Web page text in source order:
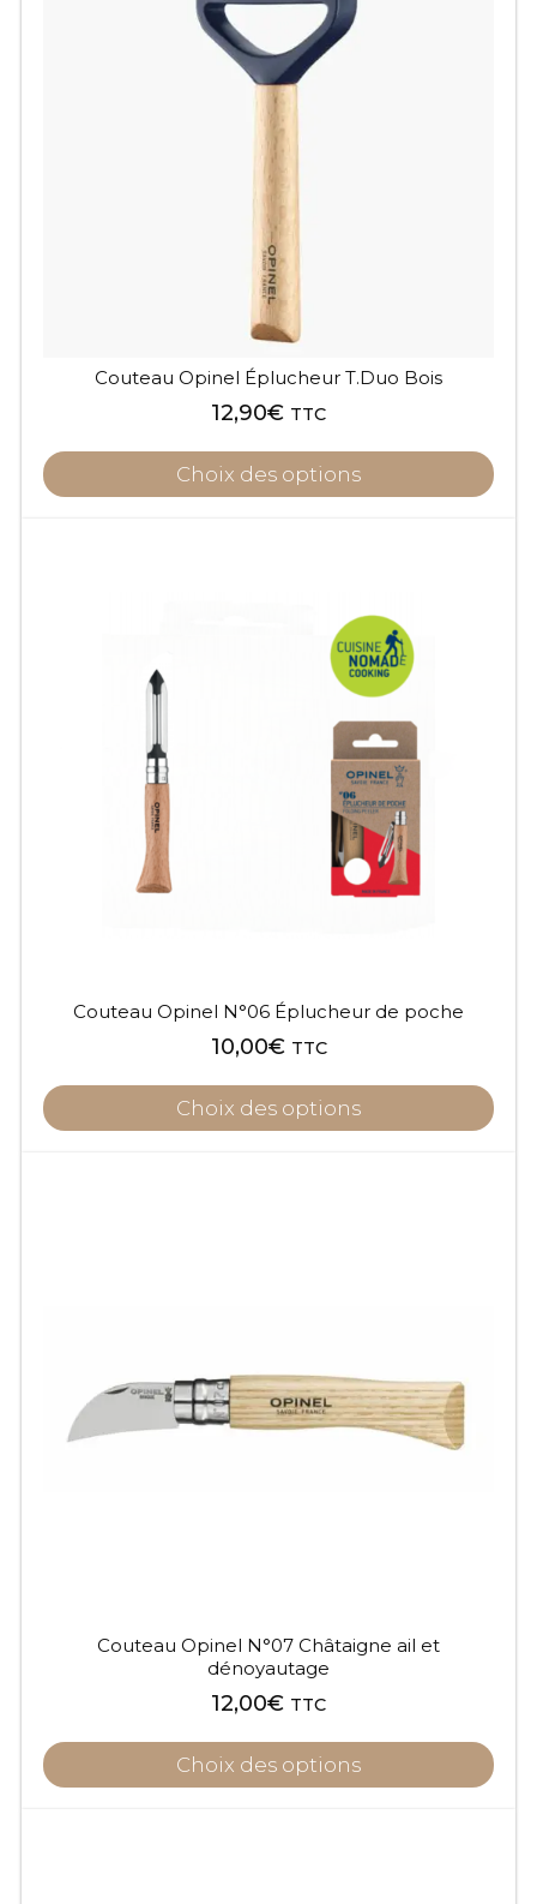
Couteau Opinel Éplucheur T.Duo Bois
12,90€ TTC
Choix des options
Couteau Opinel N°06 Éplucheur de poche
10,00€ TTC
Choix des options
Couteau Opinel N°07 Châtaigne ail et
dénoyautage
12,00€ TTC
Choix des options